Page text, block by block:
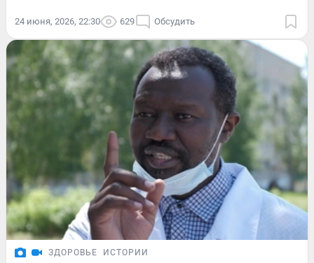
24 июня, 2026, 22:30 629 Обсудить
ЗДОРОВЬЕ ИСТОРИИ